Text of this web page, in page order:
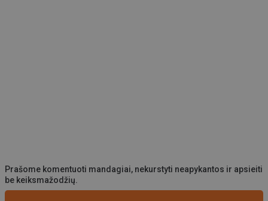
Prašome komentuoti mandagiai, nekurstyti neapykantos ir apsieiti
be keiksmažodžių.